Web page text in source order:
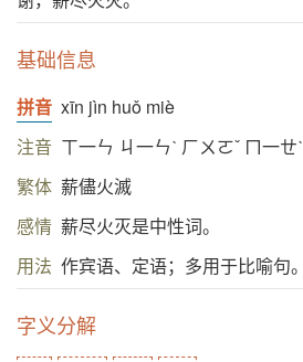
基础信息
拼音 xīn jìn huǒ miè
注音 ㄒ一ㄣ ㄐ一ㄣˋ ㄏㄨㄛˇ ㄇ一ㄝˋ
繁体 薪儘火滅
感情 薪尽火灭是中性词。
用法 作宾语、定语；多用于比喻句。
字义分解